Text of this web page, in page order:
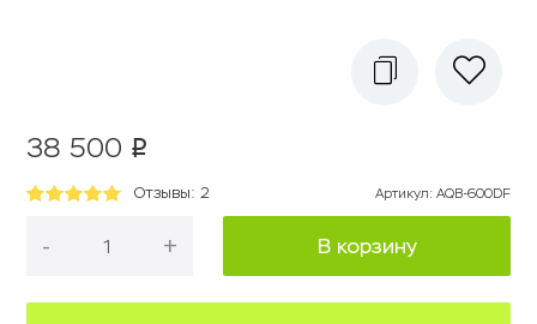
38 500 p
Отзывы: 2 Артикул: AQB-600DF
- + В корзину